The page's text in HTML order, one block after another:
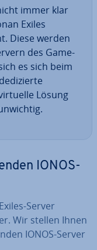
immer klar
Exiles
Diese werden
des Game-
es sich beim
Lösung
IONOS-
Server
Wir stellen Ihnen
IONOS-Server